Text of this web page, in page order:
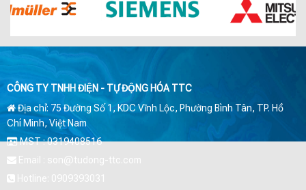
CÔNG TY TNHH ĐIỆN - TỰ ĐỘNG HÓA TTC
Địa chỉ: 75 Đường Số 1, KDC Vĩnh Lộc, Phường Bình Tân, TP. Hồ
Chí Minh, Việt Nam
MST : 0319408516
Email : son@tudong-ttc.com
Hotline: 0909393031